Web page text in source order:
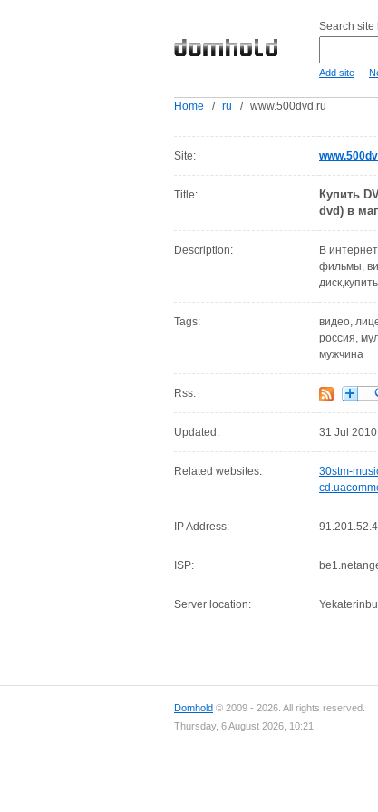
Search site
Add site -
Home / ru / www.500dvd.ru
Site:
Title:
Купить
dvd) в
Description:
В
фильмы,
Tags:
видео,
россия,
мужчина
Rss:
Updated: 31 Jul 2010
Related websites: 30stm-
IP Address:
ISP:
Server location:
Domhold © 2009 - 2026. All rights reserved.
Thursday, 6 August 2026, 10:21